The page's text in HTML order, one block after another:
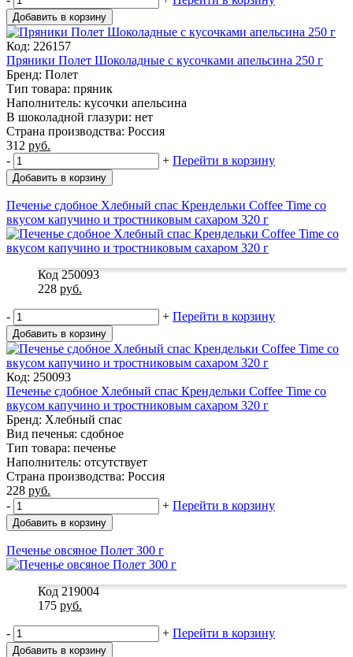
Добавить в корзину
Код: 226157
Пряники Полет Шоколадные с кусочками апельсина 250 г
Бренд: Полет
Тип товара: пряник
Наполнитель: кусочки апельсина
В шоколадной глазури: нет
Страна производства: Россия
312 руб.
-
+ Перейти в корзину
Добавить в корзину
Печенье сдобное Хлебный спас Крендельки Coffee Time со
вкусом капучино и тростниковым сахаром 320 г
Код 250093
228 руб.
- + Перейти в корзину
Добавить в корзину
Код: 250093
Печенье сдобное Хлебный спас Крендельки Coffee Time со
вкусом капучино и тростниковым сахаром 320 г
Бренд: Хлебный спас
Вид печенья: сдобное
Тип товара: печенье
Наполнитель: отсутствует
Страна производства: Россия
228 руб.
-
+ Перейти в корзину
Добавить в корзину
Печенье овсяное Полет 300 г
Код 219004
175 руб.
- + Перейти в корзину
Добавить в корзину